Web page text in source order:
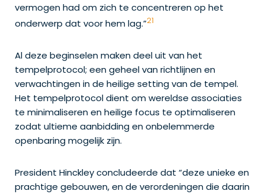
vermogen had om zich te concentreren op het
onderwerp dat voor hem lag.”21
Al deze beginselen maken deel uit van het
tempelprotocol; een geheel van richtlijnen en
verwachtingen in de heilige setting van de tempel.
Het tempelprotocol dient om wereldse associaties
te minimaliseren en heilige focus te optimaliseren
zodat ultieme aanbidding en onbelemmerde
openbaring mogelijk zijn.
President Hinckley concludeerde dat “deze unieke en
prachtige gebouwen, en de verordeningen die daarin